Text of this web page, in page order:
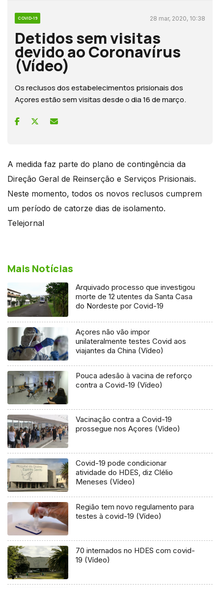
COVID-19 28 mar, 2020, 10:38
Detidos sem visitas
devido ao Coronavírus
(Vídeo)
Os reclusos dos estabelecimentos prisionais dos
Açores estão sem visitas desde o dia 16 de março.
A medida faz parte do plano de contingência da
Direção Geral de Reinserção e Serviços Prisionais.
Neste momento, todos os novos reclusos cumprem
um período de catorze dias de isolamento.
Telejornal
Mais Notícias
Arquivado processo que investigou
morte de 12 utentes da Santa Casa
do Nordeste por Covid-19
Açores não vão impor
unilateralmente testes Covid aos
viajantes da China (Vídeo)
Pouca adesão à vacina de reforço
contra a Covid-19 (Vídeo)
Vacinação contra a Covid-19
prossegue nos Açores (Vídeo)
Covid-19 pode condicionar
atividade do HDES, diz Clélio
Meneses (Vídeo)
Região tem novo regulamento para
testes à covid-19 (Vídeo)
70 internados no HDES com covid-
19 (Vídeo)